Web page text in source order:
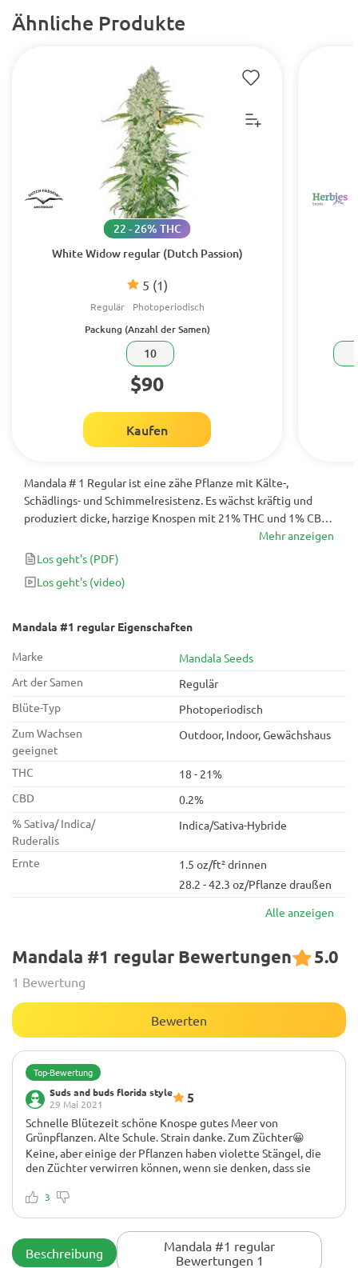
Ähnliche Produkte
White Widow regular (Dutch Passion)
5 (1)
22 - 26% THC
Regulär Photoperiodisch
Packung (Anzahl der Samen)
10
$90
Kaufen
Mandala # 1 Regular ist eine zähe Pflanze mit Kälte-,
Schädlings- und Schimmelresistenz. Es wächst kräftig und
produziert dicke, harzige Knospen mit 21% THC und 1% CBD-
Gehalt, wobei hohe und Steineffekte gemischt werden. Hohe
Erträge von 1200 g / pro Pflanze lassen keine andere Wahl, als
sie zu kaufen.
Mehr anzeigen
Los geht's (PDF)
Los geht's (video)
Mandala #1 regular Eigenschaften
Marke
Mandala Seeds
Art der Samen
Regulär
Blüte-Typ
Photoperiodisch
Zum Wachsen
geeignet
Outdoor, Indoor, Gewächshaus
THC
18 - 21%
CBD
0.2%
% Sativa/ Indica/
Ruderalis
Indica/Sativa-Hybride
Ernte
1.5 oz/ft² drinnen
28.2 - 42.3 oz/Pflanze draußen
Alle anzeigen
Mandala #1 regular Bewertungen 5.0
1 Bewertung
Bewerten
Top-Bewertung
Suds and buds florida style
29 Mai 2021
5
Schnelle Blütezeit schöne Knospe gutes Meer von
Grünpflanzen. Alte Schule. Strain danke. Zum Züchter😀
Keine, aber einige der Pflanzen haben violette Stängel, die
den Züchter verwirren können, wenn sie denken, dass sie
alleine
Schmerzlinderung aufzunehmen. Ich habe es 2 Jahre lang
angebaut, bin aber zu neueren Sorten übergegangen
3
Beschreibung
Mandala #1 regular
Bewertungen 1